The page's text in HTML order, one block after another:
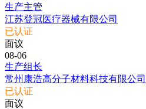
生产主管
江苏登冠医疗器械有限公司
已认证
面议
08-06
生产组长
常州康浩高分子材料科技有限公司
已认证
面议